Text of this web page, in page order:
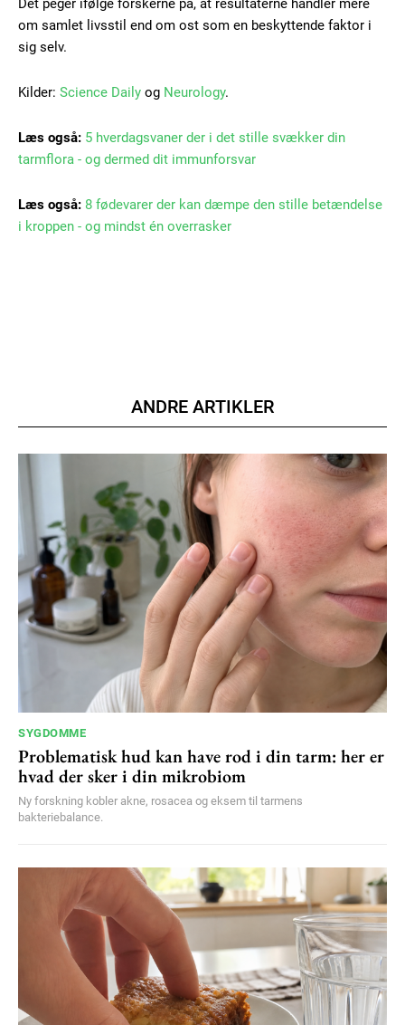
Donec quis est ac felis
Orci varius natoque dolor
YEARLY PRICING MONTHLY PRICING
Det peger ifølge forskerne på, at resultaterne handler mere
om samlet livsstil end om ost som en beskyttende faktor i
sig selv.
Kilder: Science Daily og Neurology.
Læs også: 5 hverdagsvaner der i det stille svækker din
tarmflora - og dermed dit immunforsvar
Læs også: 8 fødevarer der kan dæmpe den stille betændelse
i kroppen - og mindst én overrasker
ANDRE ARTIKLER
SYGDOMME
Problematisk hud kan have rod i din tarm: her er
hvad der sker i din mikrobiom
Ny forskning kobler akne, rosacea og eksem til tarmens
bakteriebalance.